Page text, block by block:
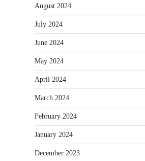
August 2024
July 2024
June 2024
May 2024
April 2024
March 2024
February 2024
January 2024
December 2023